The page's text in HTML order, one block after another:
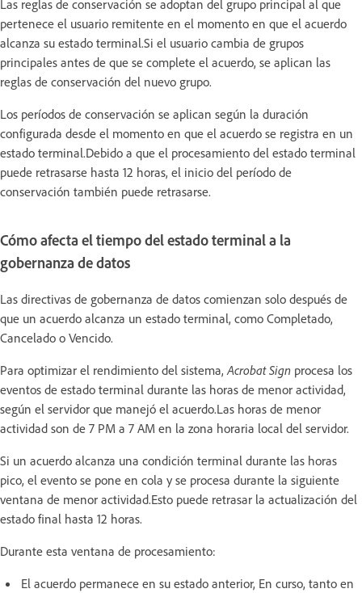
Las reglas de conservación se adoptan del grupo principal al que
pertenece el usuario remitente en el momento en que el acuerdo
alcanza su estado terminal.Si el usuario cambia de grupos
principales antes de que se complete el acuerdo, se aplican las
reglas de conservación del nuevo grupo.
Los períodos de conservación se aplican según la duración
configurada desde el momento en que el acuerdo se registra en un
estado terminal.Debido a que el procesamiento del estado terminal
puede retrasarse hasta 12 horas, el inicio del período de
conservación también puede retrasarse.
Cómo afecta el tiempo del estado terminal a la
gobernanza de datos
Las directivas de gobernanza de datos comienzan solo después de
que un acuerdo alcanza un estado terminal, como Completado,
Cancelado o Vencido.
Para optimizar el rendimiento del sistema,Acrobat Sign procesa los
eventos de estado terminal durante las horas de menor actividad,
según el servidor que manejó el acuerdo.Las horas de menor
actividad son de 7 PM a 7 AM en la zona horaria local del servidor.
Si un acuerdo alcanza una condición terminal durante las horas
pico, el evento se pone en cola y se procesa durante la siguiente
ventana de menor actividad.Esto puede retrasar la actualización del
estado final hasta 12 horas.
Durante esta ventana de procesamiento:
El acuerdo permanece en su estado anterior, En curso, tanto en